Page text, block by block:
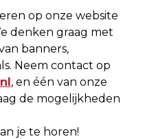
op onze website
denken graag met
banners,
Neem contact op
, en één van onze
de mogelijkheden
je te horen!